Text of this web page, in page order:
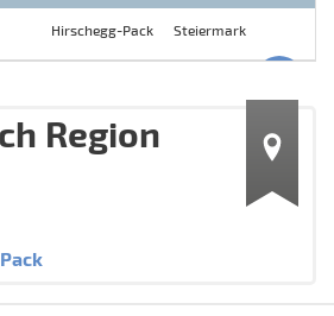
Hirschegg-Pack Steiermark
Region